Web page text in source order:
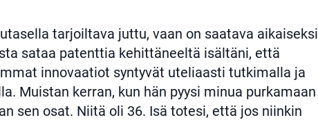
tarjoiltava juttu, vaan on saatava aikaiseksi
sataa patenttia kehittäneeltä isältäni, että
innovaatiot syntyvät uteliaasti tutkimalla ja
Muistan kerran, kun hän pyysi minua purkamaan
sen osat. Niitä oli 36. Isä totesi, että jos niinkin